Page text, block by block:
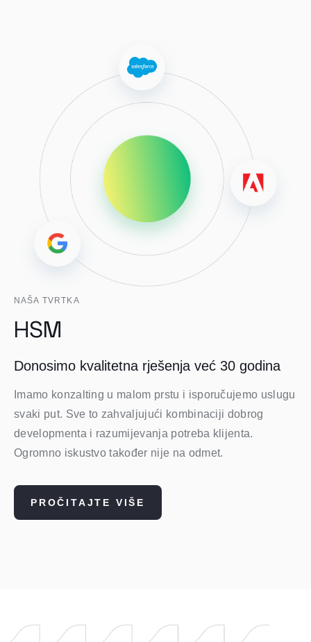
NAŠA TVRTKA
HSM
Donosimo kvalitetna rješenja već 30 godina
Imamo konzalting u malom prstu i isporučujemo uslugu
svaki put. Sve to zahvaljujući kombinaciji dobrog
developmenta i razumijevanja potreba klijenta.
Ogromno iskustvo također nije na odmet.
PROČITAJTE VIŠE